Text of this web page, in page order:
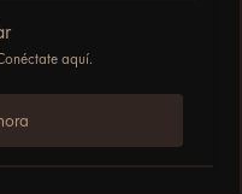
aquí.